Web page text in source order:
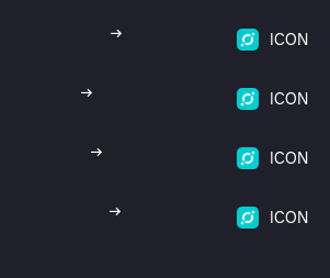
ICON
ICON
ICON
ICON